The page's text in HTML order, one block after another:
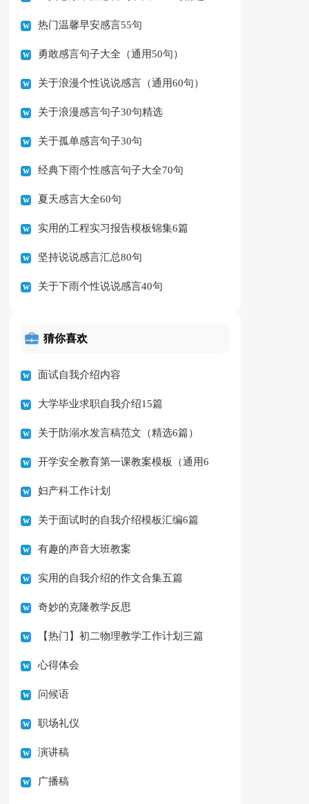
热门温馨早安感言55句
勇敢感言句子大全（通用50句）
关于浪漫个性说说感言（通用60句）
关于浪漫感言句子30句精选
关于孤单感言句子30句
经典下雨个性感言句子大全70句
夏天感言大全60句
实用的工程实习报告模板锦集6篇
坚持说说感言汇总80句
关于下雨个性说说感言40句
猜你喜欢
面试自我介绍内容
大学毕业求职自我介绍15篇
关于防溺水发言稿范文（精选6篇）
开学安全教育第一课教案模板（通用6
篇）妇产科工作计划
关于面试时的自我介绍模板汇编6篇
有趣的声音大班教案
实用的自我介绍的作文合集五篇
奇妙的克隆教学反思
【热门】初二物理教学工作计划三篇
心得体会
问候语
职场礼仪
演讲稿
广播稿